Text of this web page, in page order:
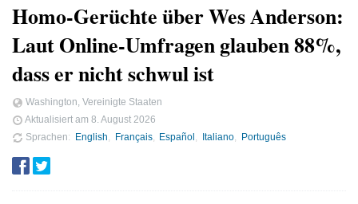
Homo-Gerüchte über Wes Anderson:
Laut Online-Umfragen glauben 88%,
dass er nicht schwul ist
Washington, Vereinigte Staaten
Aktualisiert am 8. August 2026
Sprachen
English Français Español Italiano Português